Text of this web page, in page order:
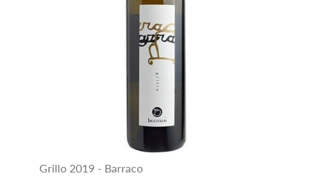
Grillo 2019 - Barraco